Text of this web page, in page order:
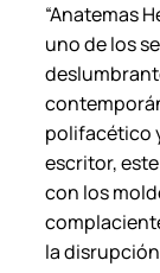
“Anatemas
uno de los
polifacético
escritor,
con los
la